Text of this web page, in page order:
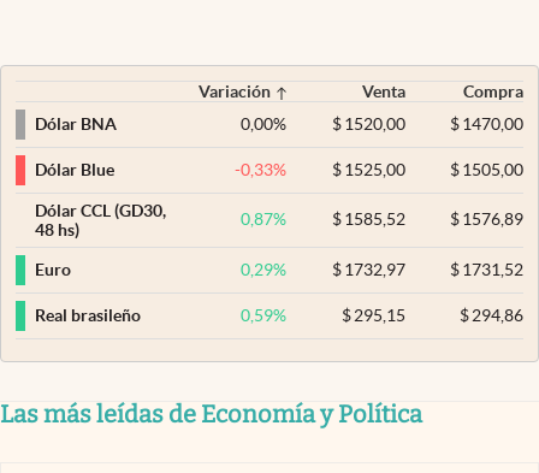
Variación Venta
Compra
Dólar BNA
0,00% $ 1520,00 $1470,00
Dólar Blue -0,33% $ 1525,00 $1505,00
Dólar CCL (GD30,
48 hs)
0,87% $ 1585,52 $1576,89
Euro 0,29% $ 1732,97 $1731,52
Real brasileño 0,59% $ 295,15 $294,86
Las más leídas de Economía y Política